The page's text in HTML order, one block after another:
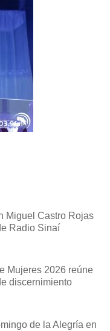
Miguel Castro Rojas
Radio Sinaí
Mujeres 2026 reúne
discernimiento
de la Alegría en